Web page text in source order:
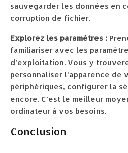
sauvegarder les données en
corruption de fichier.
Explorez les paramètres :
familiariser avec les
d’exploitation. Vous y
personnaliser l’apparence de
périphériques, configurer la
encore. C’est le meilleur
ordinateur à vos besoins.
Conclusion